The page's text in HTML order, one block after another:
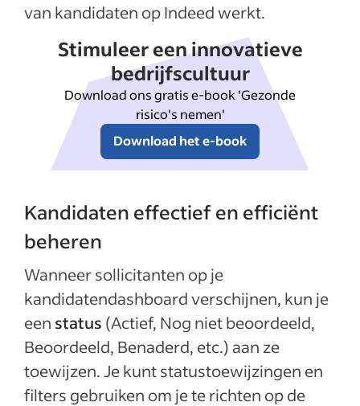
van kandidaten op Indeed werkt.
Stimuleer een innovatieve
bedrijfscultuur
Download ons gratis e-book 'Gezonde
risico's nemen'
Download het e-book
Kandidaten effectief en efficiënt
beheren
Wanneer sollicitanten op je
kandidatendashboard verschijnen, kun je
een status (Actief, Nog niet beoordeeld,
Beoordeeld, Benaderd, etc.) aan ze
toewijzen. Je kunt statustoewijzingen en
filters gebruiken om je te richten op de